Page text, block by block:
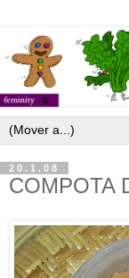
20.1.08
COMPOTA